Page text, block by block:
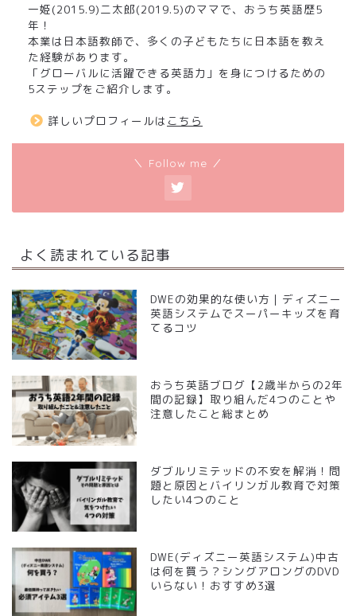
一姫(2015.9)二太郎(2019.5)のママで、おうち英語歴5
年！
本業は日本語教師で、多くの子どもたちに日本語を教え
た経験があります。
「グローバルに活躍できる英語力」を身につけるための
5ステップをご紹介します。
詳しいプロフィールは こちら
＼ Follow me ／
よく読まれている記事
DWEの効果的な使い方｜ディズニー
英語システムでスーパーキッズを育
てるコツ
おうち英語ブログ【2歳半からの2年
間の記録】取り組んだ4つのことや
注意したこと総まとめ
ダブルリミテッドの不安を解消！問
題と原因とバイリンガル教育で対策
したい4つのこと
DWE(ディズニー英語システム)中古
は何を買う？シングアロングのDVD
いらない！おすすめ3選